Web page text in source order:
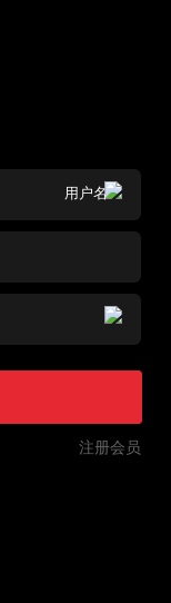
注册会员